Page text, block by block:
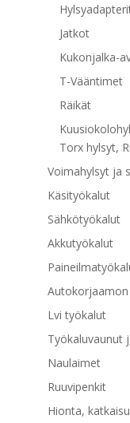
Jatkot
Kukonjalka-
T-Vääntimet
Räikät
Torx hylsyt,
Voimahylsyt ja
Käsityökalut
Sähkötyökalut
Akkutyökalut
Lvi työkalut
Työkaluvaunut
Naulaimet
Ruuvipenkit
Hionta,